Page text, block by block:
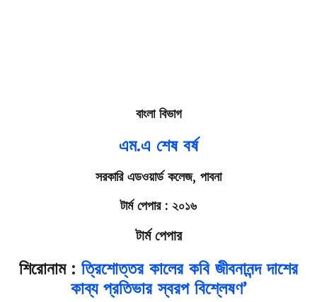
বাংলা বিভাগ
এম.এ শেষ বর্ষ
সরকারি এডওয়ার্ড কলেজ, পাবনা
টার্ম পেপার : ২০১৬
টার্ম পেপার
শিরোনাম : ত্রিশোত্তর কালের কবি জীবনানন্দ দাশের
কাব্য প্রতিভার স্বরপ বিশ্লেষণ’